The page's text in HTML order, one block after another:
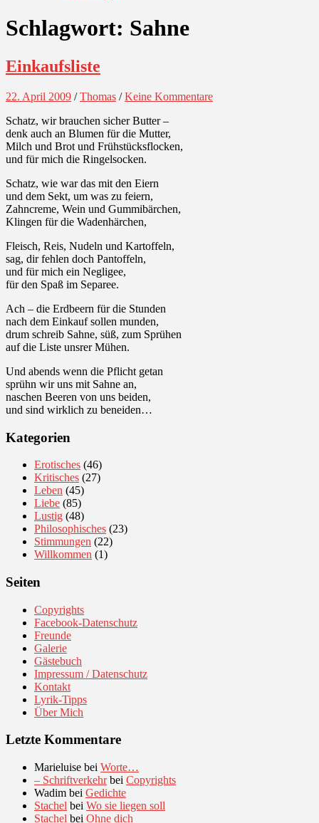
Schlagwort: Sahne
Einkaufsliste
22. April 2009 /Thomas /Keine Kommentare
Schatz, wir brauchen sicher Butter –
denk auch an Blumen für die Mutter,
Milch und Brot und Frühstücksflocken,
und für mich die Ringelsocken.
Schatz, wie war das mit den Eiern
und dem Sekt, um was zu feiern,
Zahncreme, Wein und Gummibärchen,
Klingen für die Wadenhärchen,
Fleisch, Reis, Nudeln und Kartoffeln,
sag, dir fehlen doch Pantoffeln,
und für mich ein Negligee,
für den Spaß im Separee.
Ach – die Erdbeern für die Stunden
nach dem Einkauf sollen munden,
drum schreib Sahne, süß, zum Sprühen
auf die Liste unsrer Mühen.
Und abends wenn die Pflicht getan
sprühn wir uns mit Sahne an,
naschen Beeren von uns beiden,
und sind wirklich zu beneiden…
Kategorien
Erotisches (46)
Kritisches (27)
Leben (45)
Liebe (85)
Lustig (48)
Philosophisches (23)
Stimmungen (22)
Willkommen (1)
Seiten
Copyrights
Facebook-Datenschutz
Freunde
Galerie
Gästebuch
Impressum / Datenschutz
Kontakt
Lyrik-Tipps
Über Mich
Letzte Kommentare
Marieluise bei Worte…
– Schriftverkehrbei Copyrights
Wadim bei Gedichte
Stachel bei Wo sie liegen soll
Stachel bei Ohne dich